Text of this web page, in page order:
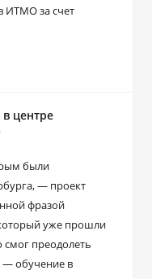
ИТМО за счет
центре
были
― проект
фразой
уже прошли
смог преодолеть
― обучение в